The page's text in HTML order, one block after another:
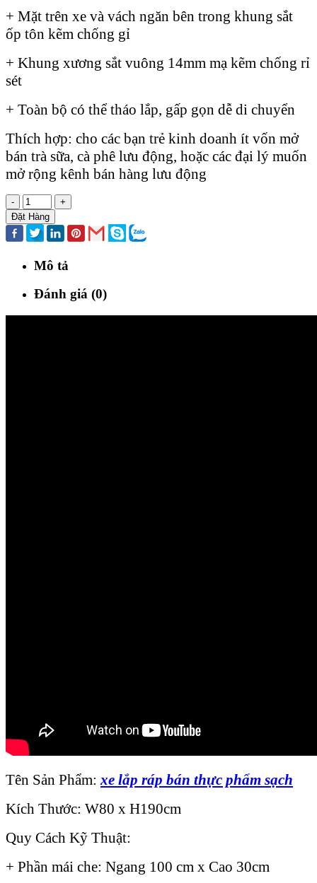
+ Mặt trên xe và vách ngăn bên trong khung sắt
ốp tôn kẽm chống gỉ
+ Khung xương sắt vuông 14mm mạ kẽm chống rỉ
sét
+ Toàn bộ có thể tháo lắp, gấp gọn dễ di chuyển
Thích hợp: cho các bạn trẻ kinh doanh ít vốn mở
bán trà sữa, cà phê lưu động, hoặc các đại lý muốn
mở rộng kênh bán hàng lưu động
-
+
Đặt Hàng
Mô tả
Đánh giá (0)
Tên Sản Phẩm:xe lắp ráp bán thực phẩm sạch
Kích Thước: W80 x H190cm
Quy Cách Kỹ Thuật:
+ Phần mái che: Ngang 100 cm x Cao 30cm